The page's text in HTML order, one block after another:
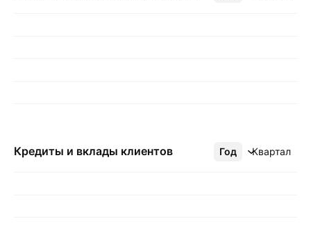
Кредиты и вклады клиентов Год Квартал
Ещё